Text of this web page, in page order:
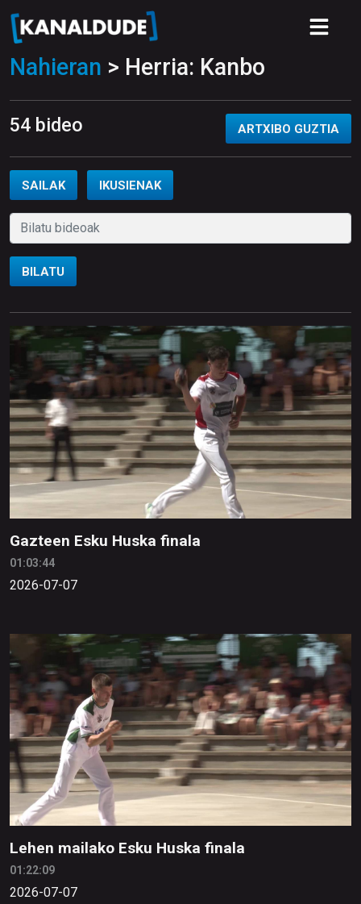
Nahieran > Herria: Kanbo
54 bideo ARTXIBO GUZTIA
SAILAK IKUSIENAK
BILATU
Gazteen Esku Huska finala
01:03:44
2026-07-07
Lehen mailako Esku Huska finala
01:22:09
2026-07-07